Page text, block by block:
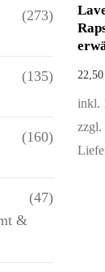
(273)
(135)
(160)
&
(47)
22,50
inkl.
zzgl.